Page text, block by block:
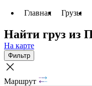
Главная Грузы
Найти груз из
На карте
Фильтр
Маршрут